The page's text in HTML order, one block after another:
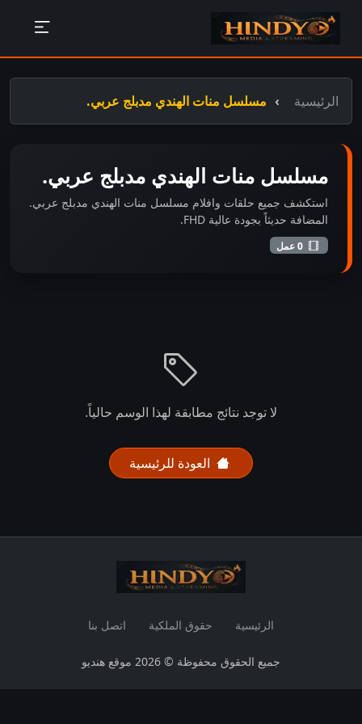
الرئيسية مسلسل منات الهندي مدبلج عربي.
مسلسل منات الهندي مدبلج عربي.
استكشف جميع حلقات وافلام مسلسل منات الهندي مدبلج عربي.
المضافة حديثاً بجودة عالية FHD.
لا توجد نتائج مطابقة لهذا الوسم حالياً.
العودة للرئيسية
الرئيسية حقوق الملكية اتصل بنا
جميع الحقوق محفوظة © 2026 موقع هنديو